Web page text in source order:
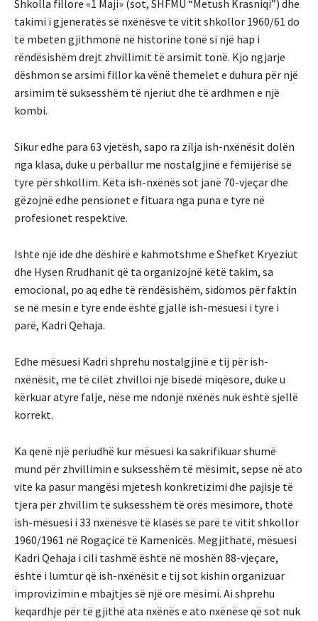
Shkolla fillore «1 Maji» (sot, SHFMU “Metush Krasniqi”) dhe
takimi i gjeneratës së nxënësve të vitit shkollor 1960/61 do
të mbeten gjithmonë në historinë tonë si një hap i
rëndësishëm drejt zhvillimit të arsimit tonë. Kjo ngjarje
dëshmon se arsimi fillor ka vënë themelet e duhura për një
arsimim të suksesshëm të njeriut dhe të ardhmen e një
kombi.
Sikur edhe para 63 vjetësh, sapo ra zilja ish-nxënësit dolën
nga klasa, duke u përballur me nostalgjinë e fëmijërisë së
tyre për shkollim. Këta ish-nxënës sot janë 70-vjeçar dhe
gëzojnë edhe pensionet e fituara nga puna e tyre në
profesionet respektive.
Ishte një ide dhe dëshirë e kahmotshme e Shefket Kryeziut
dhe Hysen Rrudhanit që ta organizojnë këtë takim, sa
emocional, po aq edhe të rëndësishëm, sidomos për faktin
se në mesin e tyre ende është gjallë ish-mësuesi i tyre i
parë, Kadri Qehaja.
Edhe mësuesi Kadri shprehu nostalgjinë e tij për ish-
nxënësit, me të cilët zhvilloi një bisedë miqësore, duke u
kërkuar atyre falje, nëse me ndonjë nxënës nuk është sjellë
korrekt.
Ka qenë një periudhë kur mësuesi ka sakrifikuar shumë
mund për zhvillimin e suksesshëm të mësimit, sepse në ato
vite ka pasur mangësi mjetesh konkretizimi dhe pajisje të
tjera për zhvillim të suksesshëm të orës mësimore, thotë
ish-mësuesi i 33 nxënësve të klasës së parë të vitit shkollor
1960/1961 në Rogaçicë të Kamenicës. Megjithatë, mësuesi
Kadri Qehaja i cili tashmë është në moshën 88-vjeçare,
është i lumtur që ish-nxënësit e tij sot kishin organizuar
improvizimin e mbajtjes së një ore mësimi. Ai shprehu
keqardhje për të gjithë ata nxënës e ato nxënëse që sot nuk